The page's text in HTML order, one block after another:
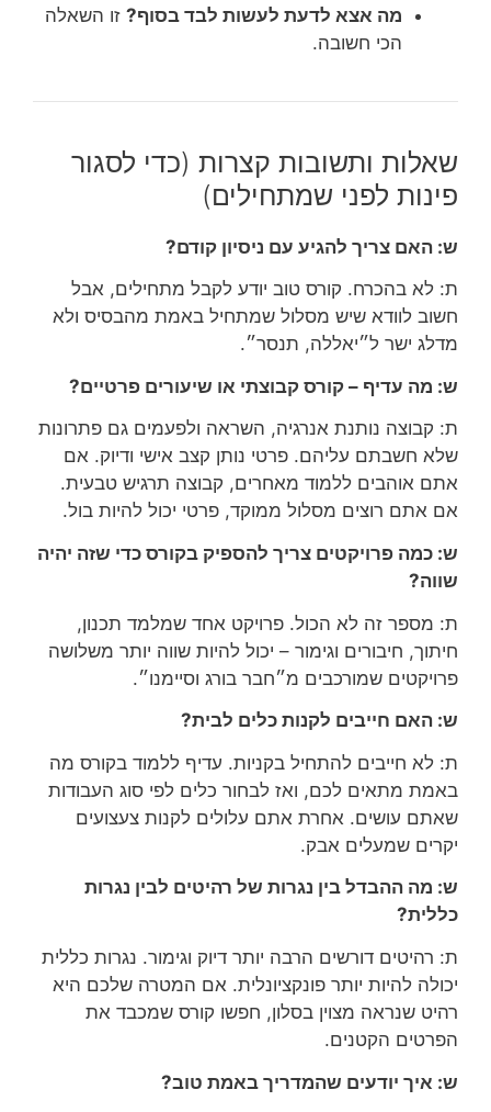
מה אצא לדעת לעשות לבד בסוף? זו השאלה
הכי חשובה.
שאלות ותשובות קצרות (כדי לסגור
פינות לפני שמתחילים)
ש: האם צריך להגיע עם ניסיון קודם?
ת: לא בהכרח. קורס טוב יודע לקבל מתחילים, אבל
חשוב לוודא שיש מסלול שמתחיל באמת מהבסיס ולא
מדלג ישר ל״יאללה, תנסר״.
ש: מה עדיף – קורס קבוצתי או שיעורים פרטיים?
ת: קבוצה נותנת אנרגיה, השראה ולפעמים גם פתרונות
שלא חשבתם עליהם. פרטי נותן קצב אישי ודיוק. אם
אתם אוהבים ללמוד מאחרים, קבוצה תרגיש טבעית.
אם אתם רוצים מסלול ממוקד, פרטי יכול להיות בול.
ש: כמה פרויקטים צריך להספיק בקורס כדי שזה יהיה
שווה?
ת: מספר זה לא הכול. פרויקט אחד שמלמד תכנון,
חיתוך, חיבורים וגימור – יכול להיות שווה יותר משלושה
פרויקטים שמורכבים מ״חבר בורג וסיימנו״.
ש: האם חייבים לקנות כלים לבית?
ת: לא חייבים להתחיל בקניות. עדיף ללמוד בקורס מה
באמת מתאים לכם, ואז לבחור כלים לפי סוג העבודות
שאתם עושים. אחרת אתם עלולים לקנות צעצועים
יקרים שמעלים אבק.
ש: מה ההבדל בין נגרות של רהיטים לבין נגרות
כללית?
ת: רהיטים דורשים הרבה יותר דיוק וגימור. נגרות כללית
יכולה להיות יותר פונקציונלית. אם המטרה שלכם היא
רהיט שנראה מצוין בסלון, חפשו קורס שמכבד את
הפרטים הקטנים.
ש: איך יודעים שהמדריך באמת טוב?